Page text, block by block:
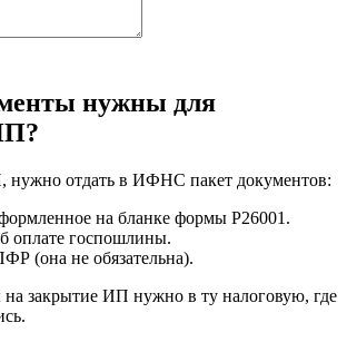
нужны для
нужно отдать в ИФНС пакет документов:
на бланке формы Р26001.
оплате госпошлины.
(она не обязательна).
закрытие ИП нужно в ту налоговую, где